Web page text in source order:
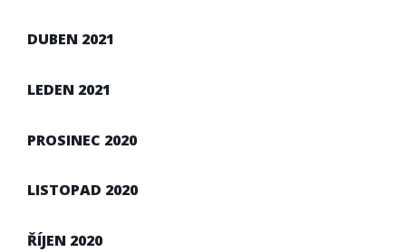
DUBEN 2021
LEDEN 2021
PROSINEC 2020
LISTOPAD 2020
ŘÍJEN 2020